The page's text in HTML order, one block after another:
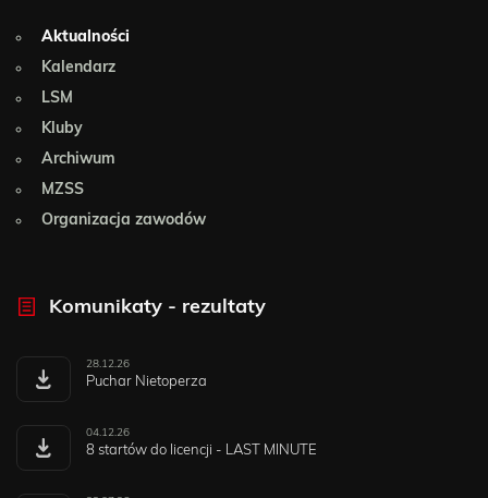
Aktualności
Kalendarz
LSM
Kluby
Archiwum
MZSS
Organizacja zawodów
Komunikaty - rezultaty
28.12.26
Puchar Nietoperza
04.12.26
8 startów do licencji - LAST MINUTE